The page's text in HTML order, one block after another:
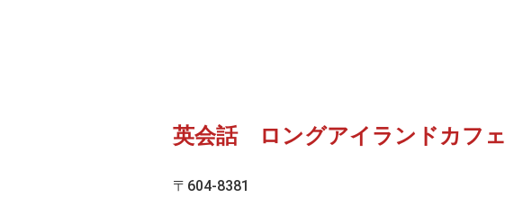
英会話 ロングアイランドカフェ
〒604-8381